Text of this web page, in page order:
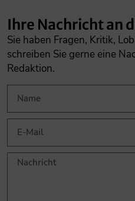
Ihre Nachricht an
Sie haben Fragen, Kritik,
schreiben Sie gerne eine
Redaktion.